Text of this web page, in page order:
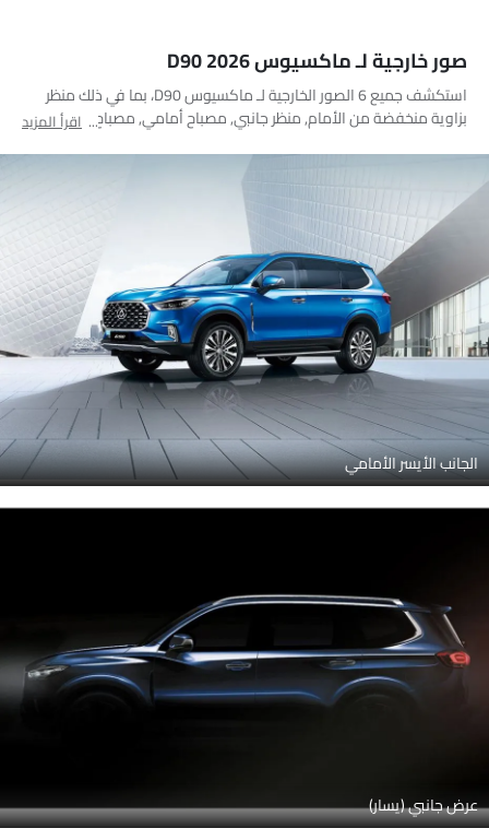
صور خارجية لـ ماكسيوس D90 2026
استكشف جميع 6 الصور الخارجية لـ ماكسيوس D90، بما في ذلك منظر
بزاوية منخفضة من الأمام, منظر جانبي, مصباح أمامي, مصباح خلفي,اقرأ المزيد
الجانب الأيسر الأمامي
عرض جانبي (يسار)